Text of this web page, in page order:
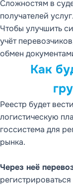
Сложностям в
получателей услуг.
Чтобы улучшить
учёт
обмен
Как
Реестр будет
логистическую
госсистема для
рынка.
Через неё